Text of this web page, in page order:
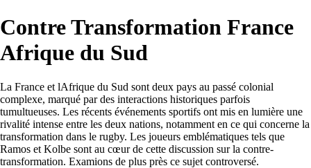
Contre Transformation France
Afrique du Sud
La France et lAfrique du Sud sont deux pays au passé colonial
complexe, marqué par des interactions historiques parfois
tumultueuses. Les récents événements sportifs ont mis en lumière une
rivalité intense entre les deux nations, notamment en ce qui concerne la
transformation dans le rugby. Les joueurs emblématiques tels que
Ramos et Kolbe sont au cœur de cette discussion sur la contre-
transformation. Examions de plus près ce sujet controversé.